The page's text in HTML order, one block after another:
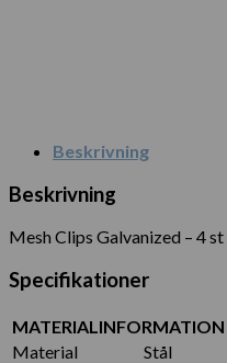
Beskrivning
Beskrivning
Mesh Clips Galvanized – 4 st
Specifikationer
MATERIALINFORMATION
Material
Stål